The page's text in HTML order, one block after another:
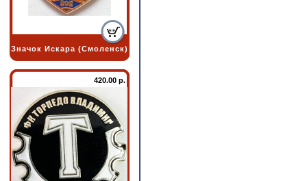
Значок Искара (Смоленск)
420.00 р.